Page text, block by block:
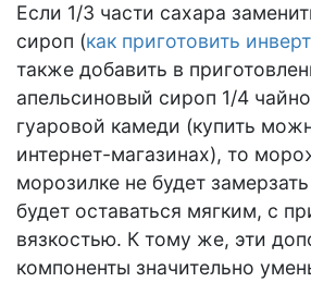
Если 1/3 части сахара
сироп (как приготовить
также добавить в
апельсиновый сироп 1/4
гуаровой камеди (купить
интернет-магазинах), то
морозилке не будет
будет оставаться мягким, с
вязкостью. К тому же, эти
компоненты значительно